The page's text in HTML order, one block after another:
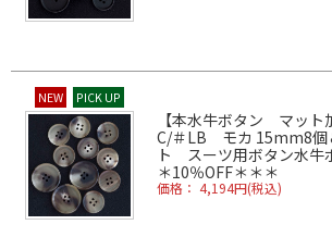
NEW PICK UP
【本水牛ボタン マット
C/＃LB モカ 15mm8個
ト スーツ用ボタン水牛
＊10％OFF＊＊＊
価格： 4,194円(税込)